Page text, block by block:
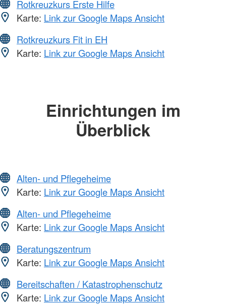
Rotkreuzkurs Erste Hilfe
Karte: Link zur Google Maps Ansicht
Rotkreuzkurs Fit in EH
Karte: Link zur Google Maps Ansicht
Einrichtungen im
Überblick
Alten- und Pflegeheime
Karte: Link zur Google Maps Ansicht
Alten- und Pflegeheime
Karte: Link zur Google Maps Ansicht
Beratungszentrum
Karte: Link zur Google Maps Ansicht
Bereitschaften / Katastrophenschutz
Karte: Link zur Google Maps Ansicht